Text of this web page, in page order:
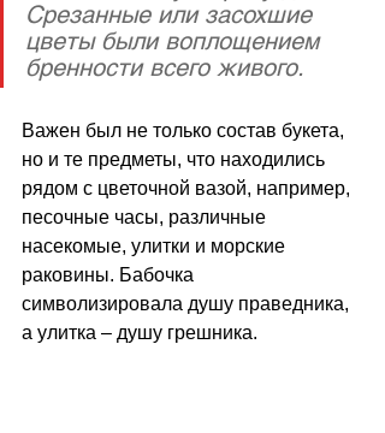
Срезанные или засохшие
цветы были воплощением
бренности всего живого.
Важен был не только состав букета,
но и те предметы, что находились
рядом с цветочной вазой, например,
песочные часы, различные
насекомые, улитки и морские
раковины. Бабочка
символизировала душу праведника,
а улитка – душу грешника.